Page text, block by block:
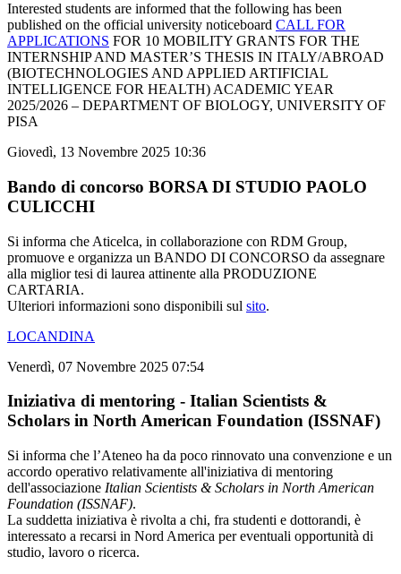
Interested students are informed that the following has been
published on the official university noticeboard CALL FOR
APPLICATIONS FOR 10 MOBILITY GRANTS FOR THE
INTERNSHIP AND MASTER’S THESIS IN ITALY/ABROAD
(BIOTECHNOLOGIES AND APPLIED ARTIFICIAL
INTELLIGENCE FOR HEALTH) ACADEMIC YEAR
2025/2026 – DEPARTMENT OF BIOLOGY, UNIVERSITY OF
PISA
Giovedì, 13 Novembre 2025 10:36
Bando di concorso BORSA DI STUDIO PAOLO
CULICCHI
Si informa che Aticelca, in collaborazione con RDM Group,
promuove e organizza un BANDO DI CONCORSO da assegnare
alla miglior tesi di laurea attinente alla PRODUZIONE
CARTARIA.
Ulteriori informazioni sono disponibili sul sito.
LOCANDINA
Venerdì, 07 Novembre 2025 07:54
Iniziativa di mentoring - Italian Scientists &
Scholars in North American Foundation (ISSNAF)
Si informa che l’Ateneo ha da poco rinnovato una convenzione e un
accordo operativo relativamente all'iniziativa di mentoring
dell'associazione Italian Scientists & Scholars in North American
Foundation (ISSNAF).
La suddetta iniziativa è rivolta a chi, fra studenti e dottorandi, è
interessato a recarsi in Nord America per eventuali opportunità di
studio, lavoro o ricerca.